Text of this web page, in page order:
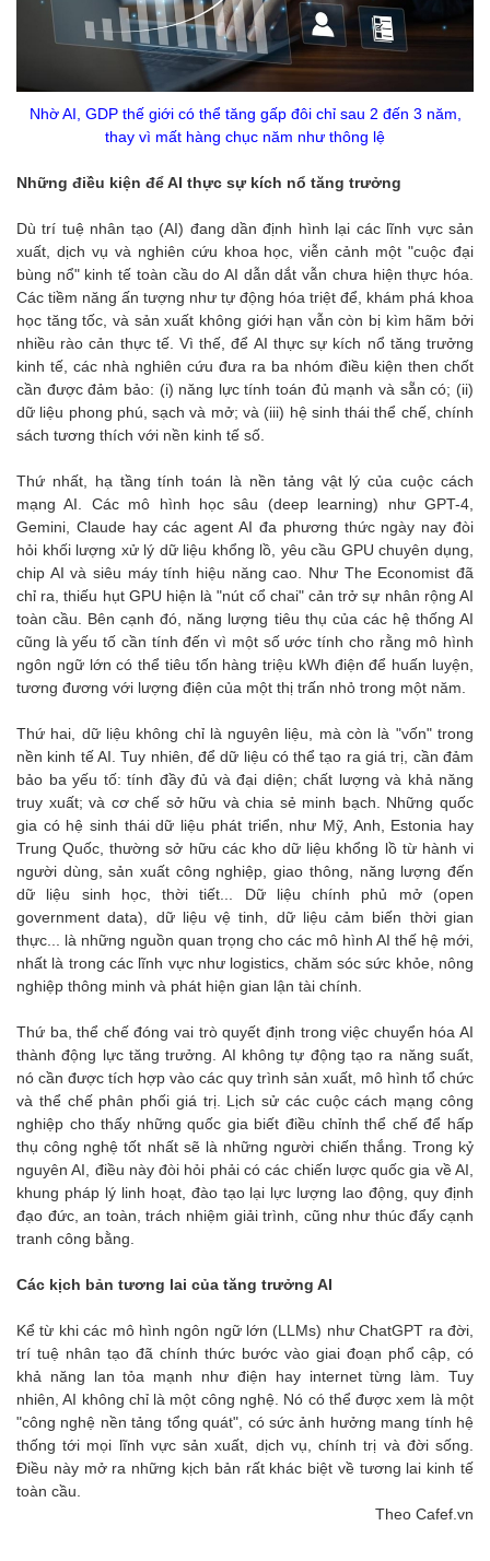
Nhờ AI, GDP thế giới có thể tăng gấp đôi chỉ sau 2 đến 3 năm,
thay vì mất hàng chục năm như thông lệ
Những điều kiện để AI thực sự kích nổ tăng trưởng
Dù trí tuệ nhân tạo (AI) đang dần định hình lại các lĩnh vực sản
xuất, dịch vụ và nghiên cứu khoa học, viễn cảnh một "cuộc đại
bùng nổ" kinh tế toàn cầu do AI dẫn dắt vẫn chưa hiện thực hóa.
Các tiềm năng ấn tượng như tự động hóa triệt để, khám phá khoa
học tăng tốc, và sản xuất không giới hạn vẫn còn bị kìm hãm bởi
nhiều rào cản thực tế. Vì thế, để AI thực sự kích nổ tăng trưởng
kinh tế, các nhà nghiên cứu đưa ra ba nhóm điều kiện then chốt
cần được đảm bảo: (i) năng lực tính toán đủ mạnh và sẵn có; (ii)
dữ liệu phong phú, sạch và mở; và (iii) hệ sinh thái thể chế, chính
sách tương thích với nền kinh tế số.
Thứ nhất, hạ tầng tính toán là nền tảng vật lý của cuộc cách
mạng AI. Các mô hình học sâu (deep learning) như GPT-4,
Gemini, Claude hay các agent AI đa phương thức ngày nay đòi
hỏi khối lượng xử lý dữ liệu khổng lồ, yêu cầu GPU chuyên dụng,
chip AI và siêu máy tính hiệu năng cao. Như The Economist đã
chỉ ra, thiếu hụt GPU hiện là "nút cổ chai" cản trở sự nhân rộng AI
toàn cầu. Bên cạnh đó, năng lượng tiêu thụ của các hệ thống AI
cũng là yếu tố cần tính đến vì một số ước tính cho rằng mô hình
ngôn ngữ lớn có thể tiêu tốn hàng triệu kWh điện để huấn luyện,
tương đương với lượng điện của một thị trấn nhỏ trong một năm.
Thứ hai, dữ liệu không chỉ là nguyên liệu, mà còn là "vốn" trong
nền kinh tế AI. Tuy nhiên, để dữ liệu có thể tạo ra giá trị, cần đảm
bảo ba yếu tố: tính đầy đủ và đại diện; chất lượng và khả năng
truy xuất; và cơ chế sở hữu và chia sẻ minh bạch. Những quốc
gia có hệ sinh thái dữ liệu phát triển, như Mỹ, Anh, Estonia hay
Trung Quốc, thường sở hữu các kho dữ liệu khổng lồ từ hành vi
người dùng, sản xuất công nghiệp, giao thông, năng lượng đến
dữ liệu sinh học, thời tiết... Dữ liệu chính phủ mở (open
government data), dữ liệu vệ tinh, dữ liệu cảm biến thời gian
thực... là những nguồn quan trọng cho các mô hình AI thế hệ mới,
nhất là trong các lĩnh vực như logistics, chăm sóc sức khỏe, nông
nghiệp thông minh và phát hiện gian lận tài chính.
Thứ ba, thể chế đóng vai trò quyết định trong việc chuyển hóa AI
thành động lực tăng trưởng. AI không tự động tạo ra năng suất,
nó cần được tích hợp vào các quy trình sản xuất, mô hình tổ chức
và thể chế phân phối giá trị. Lịch sử các cuộc cách mạng công
nghiệp cho thấy những quốc gia biết điều chỉnh thể chế để hấp
thụ công nghệ tốt nhất sẽ là những người chiến thắng. Trong kỷ
nguyên AI, điều này đòi hỏi phải có các chiến lược quốc gia về AI,
khung pháp lý linh hoạt, đào tạo lại lực lượng lao động, quy định
đạo đức, an toàn, trách nhiệm giải trình, cũng như thúc đẩy cạnh
tranh công bằng.
Các kịch bản tương lai của tăng trưởng AI
Kể từ khi các mô hình ngôn ngữ lớn (LLMs) như ChatGPT ra đời,
trí tuệ nhân tạo đã chính thức bước vào giai đoạn phổ cập, có
khả năng lan tỏa mạnh như điện hay internet từng làm. Tuy
nhiên, AI không chỉ là một công nghệ. Nó có thể được xem là một
"công nghệ nền tảng tổng quát", có sức ảnh hưởng mang tính hệ
thống tới mọi lĩnh vực sản xuất, dịch vụ, chính trị và đời sống.
Điều này mở ra những kịch bản rất khác biệt về tương lai kinh tế
toàn cầu.
Theo Cafef.vn